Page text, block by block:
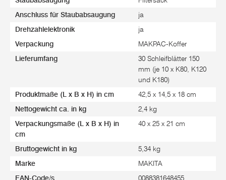
Anschluss für Staubabsaugung ja
Drehzahlelektronik ja
Verpackung MAKPAC-Koffer
Lieferumfang
30 Schleifblätter 150
mm (je 10 x K80, K120
und K180)
Produktmaße (L x B x H) in cm 42,5 x 14,5 x 18 cm
Nettogewicht ca. in kg 2,4 kg
Verpackungsmaße (L x B x H) in
cm
40 x 25 x 21 cm
Bruttogewicht in kg 5,34 kg
Marke MAKITA
EAN-Code/s 0088381648455,